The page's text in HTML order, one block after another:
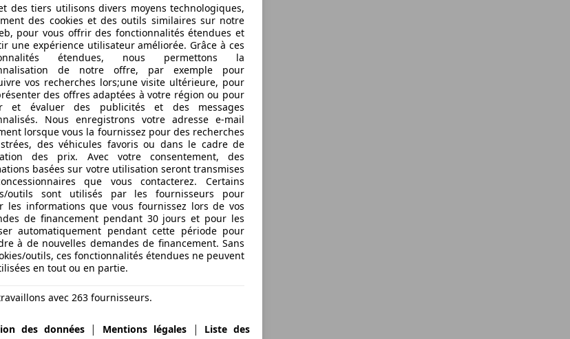
des tiers utilisons divers moyens technologiques,
des cookies et des outils similaires sur notre
pour vous offrir des fonctionnalités étendues et
une expérience utilisateur améliorée. Grâce à ces
étendues, nous permettons la
de notre offre, par exemple pour
vos recherches lors;une visite ultérieure, pour
des offres adaptées à votre région ou pour
et évaluer des publicités et des messages
Nous enregistrons votre adresse e-mail
lorsque vous la fournissez pour des recherches
des véhicules favoris ou dans le cadre de
des prix. Avec votre consentement, des
basées sur votre utilisation seront transmises
que vous contacterez. Certains
outils sont utilisés par les fournisseurs pour
les informations que vous fournissez lors de vos
de financement pendant 30 jours et pour les
automatiquement pendant cette période pour
à de nouvelles demandes de financement. Sans
outils, ces fonctionnalités étendues ne peuvent
en tout ou en partie.
avec 263 fournisseurs.
des données| Mentions légales|
Liste des